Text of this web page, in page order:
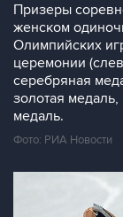
Призеры
женском
Олимпийских
церемонии
серебряная
золотая
медаль.
Фото: РИА Новости